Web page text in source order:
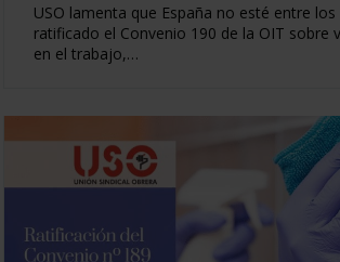
USO lamenta que España no esté entre
ratificado el Convenio 190 de la OIT sobre
en el trabajo,…